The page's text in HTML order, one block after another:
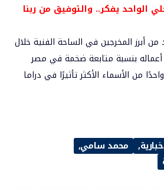
الواحد يفكر.. والتوفيق من ربنا
أبرز المخرجين في الساحة الفنية خلال
أعماله بنسبة متابعة ضخمة في مصر
من الأسماء الأكثر تأثيرًا في دراما
محمد سامي